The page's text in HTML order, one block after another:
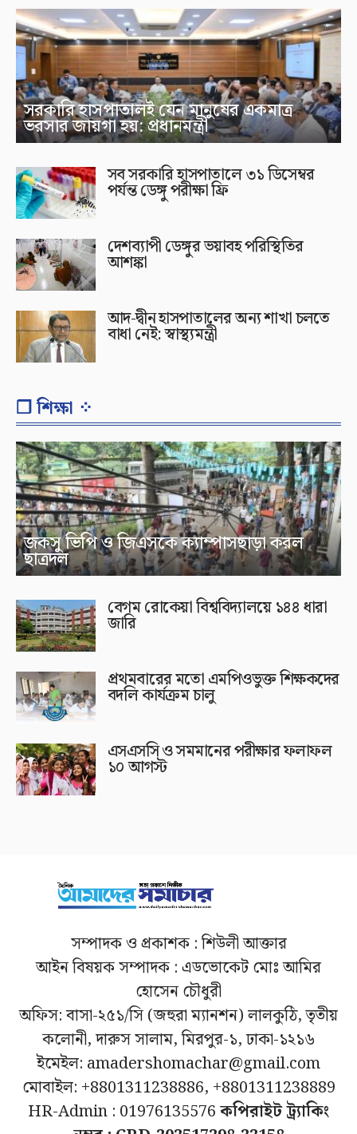
সরকারি হাসপাতালই যেন মানুষের একমাত্র
ভরসার জায়গা হয়: প্রধানমন্ত্রী
সব সরকারি হাসপাতালে ৩১ ডিসেম্বর
পর্যন্ত ডেঙ্গু পরীক্ষা ফ্রি
দেশব্যাপী ডেঙ্গুর ভয়াবহ পরিস্থিতির
আশঙ্কা
আদ-দ্বীন হাসপাতালের অন্য শাখা চলতে
বাধা নেই: স্বাস্থ্যমন্ত্রী
❐ শিক্ষা ⁘
জকসু ভিপি ও জিএসকে ক্যাম্পাসছাড়া করল
ছাত্রদল
বেগম রোকেয়া বিশ্ববিদ্যালয়ে ১৪৪ ধারা
জারি
প্রথমবারের মতো এমপিওভুক্ত শিক্ষকদের
বদলি কার্যক্রম চালু
এসএসসি ও সমমানের পরীক্ষার ফলাফল
১০ আগস্ট
সম্পাদক ও প্রকাশক : শিউলী আক্তার
আইন বিষয়ক সম্পাদক : এডভোকেট মোঃ আমির
হোসেন চৌধুরী
অফিস: বাসা-২৫১/সি (জহুরা ম্যানশন) লালকুঠি, তৃতীয়
কলোনী, দারুস সালাম, মিরপুর-১, ঢাকা-১২১৬
ইমেইল: amadershomachar@gmail.com
মোবাইল: +8801311238886, +8801311238889
HR-Admin : 01976135576কপিরাইট ট্র্যাকিং